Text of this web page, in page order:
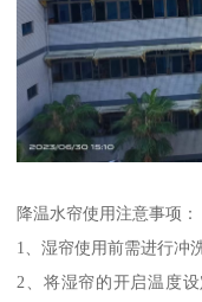
降温水帘使用注意事项：
1、湿帘使用前需进行冲
2、将湿帘的开启温度